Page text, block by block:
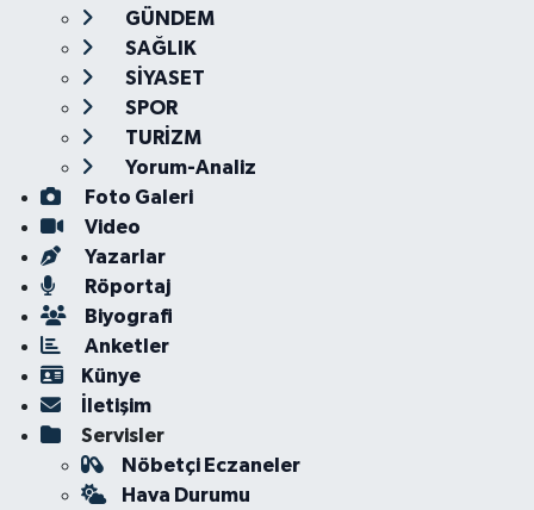
GÜNDEM
SAĞLIK
SİYASET
SPOR
TURİZM
Yorum-Analiz
Foto Galeri
Video
Yazarlar
Röportaj
Biyografi
Anketler
Künye
İletişim
Servisler
Nöbetçi Eczaneler
Hava Durumu